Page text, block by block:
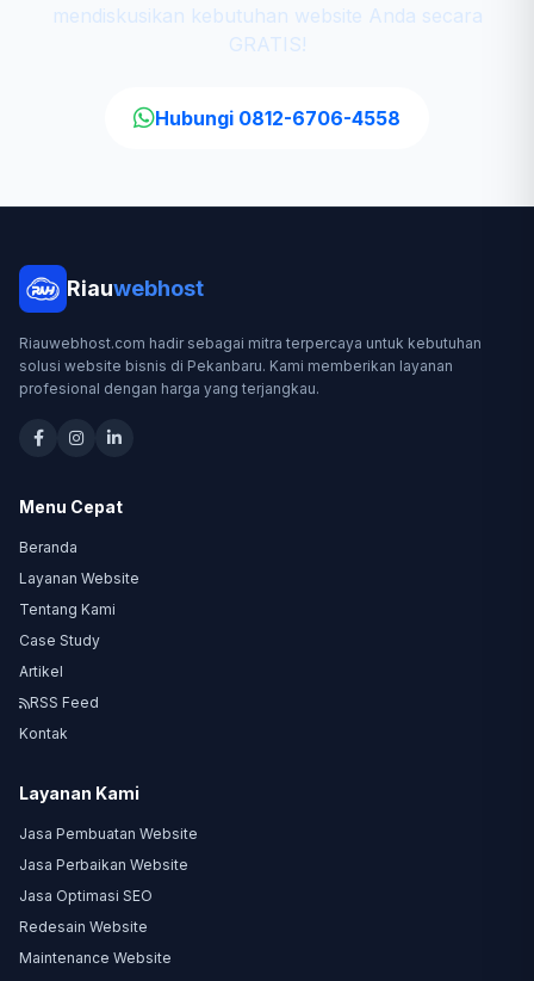
mendiskusikan kebutuhan website Anda secara
GRATIS!
Hubungi 0812-6706-4558
Riauwebhost
Riauwebhost.com hadir sebagai mitra terpercaya untuk kebutuhan
solusi website bisnis di Pekanbaru. Kami memberikan layanan
profesional dengan harga yang terjangkau.
Menu Cepat
Beranda
Layanan Website
Tentang Kami
Case Study
Artikel
RSS Feed
Kontak
Layanan Kami
Jasa Pembuatan Website
Jasa Perbaikan Website
Jasa Optimasi SEO
Redesain Website
Maintenance Website